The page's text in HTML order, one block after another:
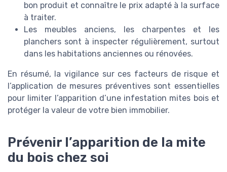
bon produit et connaître le prix adapté à la surface
à traiter.
Les meubles anciens, les charpentes et les
planchers sont à inspecter régulièrement, surtout
dans les habitations anciennes ou rénovées.
En résumé, la vigilance sur ces facteurs de risque et
l’application de mesures préventives sont essentielles
pour limiter l’apparition d’une infestation mites bois et
protéger la valeur de votre bien immobilier.
Prévenir l’apparition de la mite
du bois chez soi